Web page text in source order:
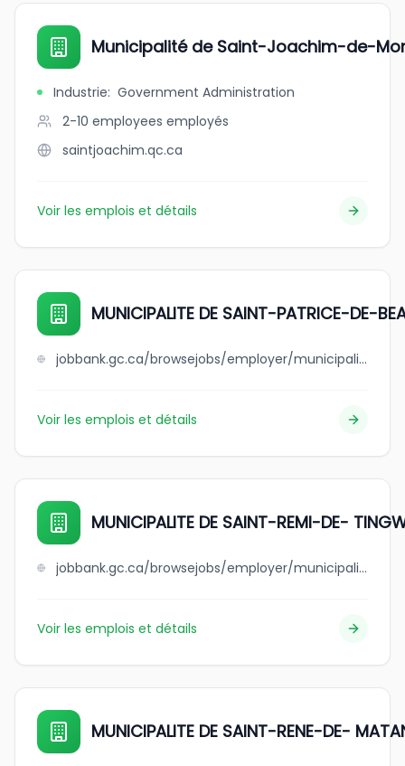
Municipalité de Saint-Joachim-de-
Industrie: Government Administration
2-10 employees employés
saintjoachim.qc.ca
Voir les emplois et détails
MUNICIPALITE DE SAINT-PATRICE-DE-
jobbank.gc.ca/browsejobs/employer/municipalite+de+saint-patrice-de-beaurivage/ca
Voir les emplois et détails
MUNICIPALITE DE SAINT-REMI-DE-
jobbank.gc.ca/browsejobs/employer/municipalite+de+saint-remi-de-+tingwick/ca
Voir les emplois et détails
MUNICIPALITE DE SAINT-RENE-DE-